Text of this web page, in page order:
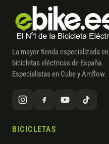
La mayor tienda especializada en
bicicletas eléctricas de España.
Especialistas en Cube y Amflow.
BICICLETAS